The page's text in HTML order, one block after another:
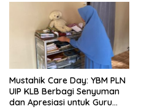
Mustahik Care Day: YBM PLN
UIP KLB Berbagi Senyuman
dan Apresiasi untuk Guru